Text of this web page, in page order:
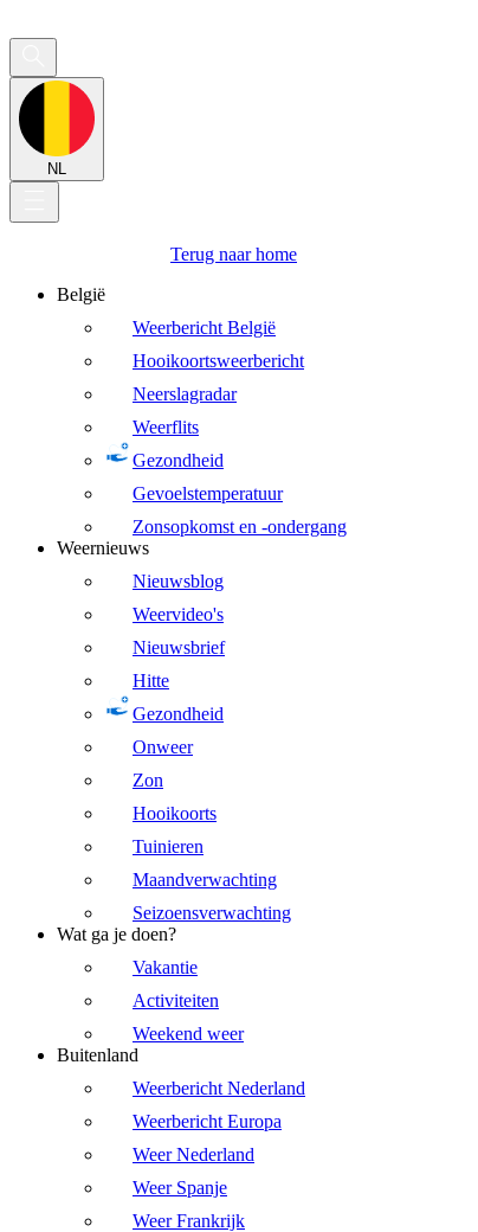
NL
Terug naar home
België
Weerbericht België
Hooikoortsweerbericht
Neerslagradar
Weerflits
Gezondheid
Gevoelstemperatuur
Zonsopkomst en -ondergang
Weernieuws
Nieuwsblog
Weervideo's
Nieuwsbrief
Hitte
Gezondheid
Onweer
Zon
Hooikoorts
Tuinieren
Maandverwachting
Seizoensverwachting
Wat ga je doen?
Vakantie
Activiteiten
Weekend weer
Buitenland
Weerbericht Nederland
Weerbericht Europa
Weer Nederland
Weer Spanje
Weer Frankrijk